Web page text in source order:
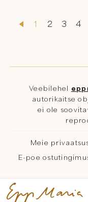
1 2 3 4
Veebilehel
autorikaitse
ei ole
Meie
E-poe